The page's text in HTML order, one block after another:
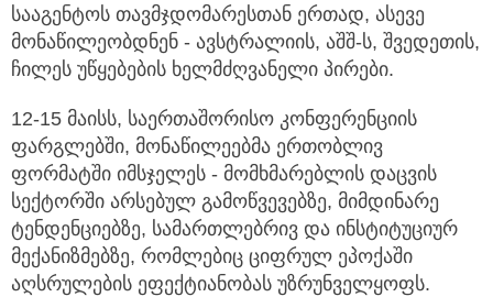
სააგენტოს თავმჯდომარესთან ერთად, ასევე
მონაწილეობდნენ - ავსტრალიის, აშშ-ს, შვედეთის,
ჩილეს უწყებების ხელმძღვანელი პირები.
12-15 მაისს, საერთაშორისო კონფერენციის
ფარგლებში, მონაწილეებმა ერთობლივ
ფორმატში იმსჯელეს - მომხმარებლის დაცვის
სექტორში არსებულ გამოწვევებზე, მიმდინარე
ტენდენციებზე, სამართლებრივ და ინსტიტუციურ
მექანიზმებზე, რომლებიც ციფრულ ეპოქაში
აღსრულების ეფექტიანობას უზრუნველყოფს.